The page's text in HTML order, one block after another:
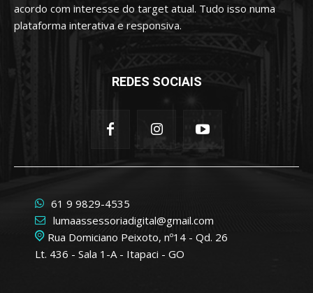
acordo com interesse do target atual. Tudo isso numa
plataforma interativa e responsiva.
REDES SOCIAIS
61 9 9829-4535
lumaassessoriadigital@gmail.com
Rua Domiciano Peixoto, nº14 - Qd. 26
Lt. 436 - Sala 1-A - Itapaci - GO